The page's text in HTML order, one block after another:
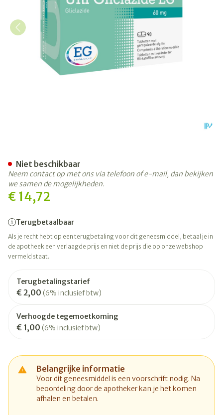
€ 14,72
Terugbetaalbaar
Als je recht hebt op een terugbetaling voor dit geneesmiddel, betaal je in
de apotheek een verlaagde prijs en niet de prijs die op onze webshop
vermeld staat.
Terugbetalingstarief
€ 2,00 (6% inclusief btw)
Verhoogde tegemoetkoming
€ 1,00 (6% inclusief btw)
Belangrijke informatie
Voor dit geneesmiddel is een voorschrift nodig. Na
beoordeling door de apotheker kan je het komen
afhalen en betalen.
Niet beschikbaar
Neem contact op met ons via telefoon of e-mail, dan bekijken
we samen de mogelijkheden.